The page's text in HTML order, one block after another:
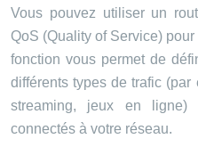
Vous pouvez utiliser un
QoS (Quality of Service)
fonction vous permet de
différents types de trafic
streaming, jeux en ligne)
connectés à votre réseau.